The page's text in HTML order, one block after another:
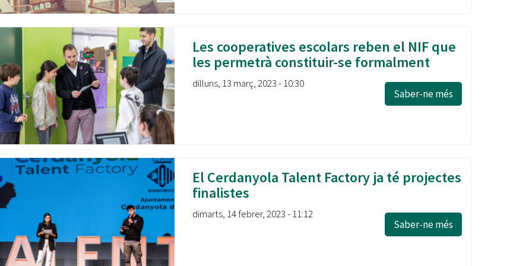
Retiment de Comptes
Accés a Informació Pública
Oberta la convocatòria d'Ajuts per a l'autoocupació
jove 2026
Cerdanyola opta a més de 5 milions d'euros del Pla de
Barris per transformar les Fontetes, Quatre Cantons i
l'entorn de l'avinguda Catalunya
El FIT presenta el cartell de la seva 16a edició i dona el
tret de sortida al festival
L’Ajuntament reparteix ulleres gratuïtes per veure
l'eclipsi solar
Equipaments
Les cooperatives escolars reben el NIF que
les permetrà constituir-se formalment
dilluns, 13 març, 2023 - 10:30
Saber-ne més
El Cerdanyola Talent Factory ja té projectes
finalistes
dimarts, 14 febrer, 2023 - 11:12
Saber-ne més